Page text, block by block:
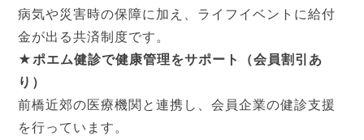
病気や災害時の保障に加え、ライフイベントに給付
金が出る共済制度です。
★ポエム健診で健康管理をサポート（会員割引あ
り）
前橋近郊の医療機関と連携し、会員企業の健診支援
を行っています。